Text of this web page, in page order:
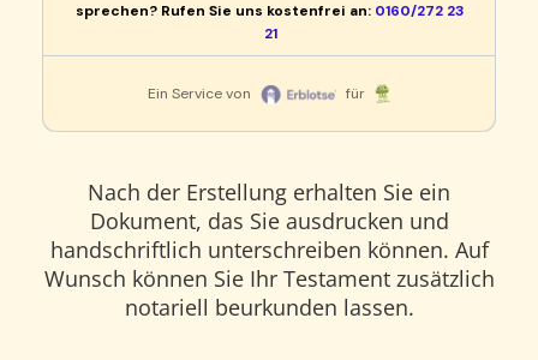
Nach der Erstellung erhalten Sie ein
Dokument, das Sie ausdrucken und
handschriftlich unterschreiben können. Auf
Wunsch können Sie Ihr Testament zusätzlich
notariell beurkunden lassen.